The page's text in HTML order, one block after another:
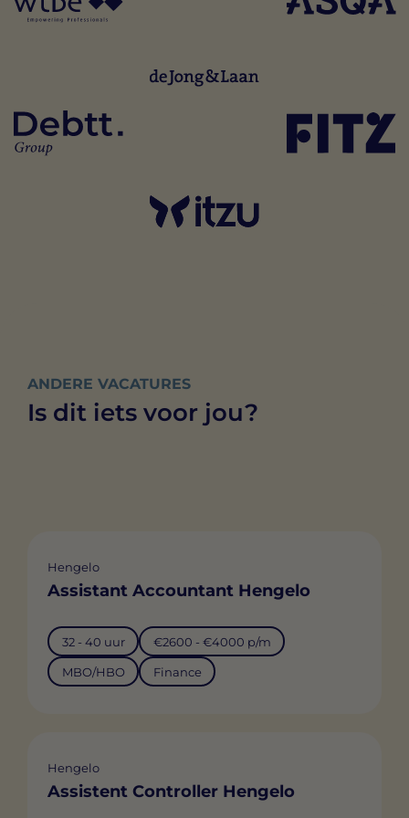
ANDERE VACATURES
Is dit iets voor jou?
Hengelo
Assistant Accountant Hengelo
32 - 40 uur €2600 - €4000 p/m
MBO/HBO Finance
Hengelo
Assistent Controller Hengelo